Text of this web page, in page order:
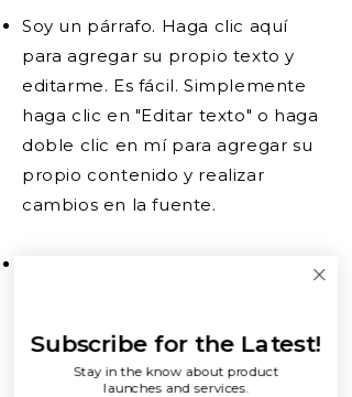
Soy un párrafo. Haga clic aquí
para agregar su propio texto y
editarme. Es fácil. Simplemente
haga clic en "Editar texto" o haga
doble clic en mí para agregar su
propio contenido y realizar
cambios en la fuente.
que cuentes una historia y
permitas que tus usuarios sepan
Subscribe for the Latest!
Stay in the know about product
launches and services.